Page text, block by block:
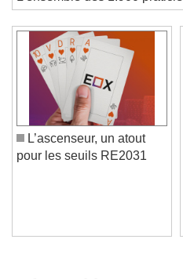
L'ensemble des 1.900
L’ascenseur, un atout